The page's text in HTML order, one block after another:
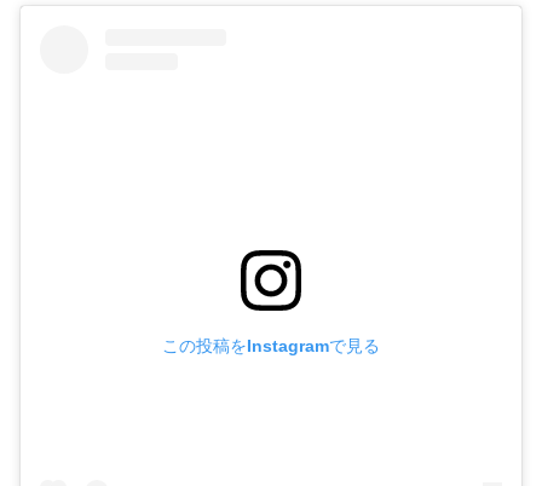
この投稿をInstagramで見る